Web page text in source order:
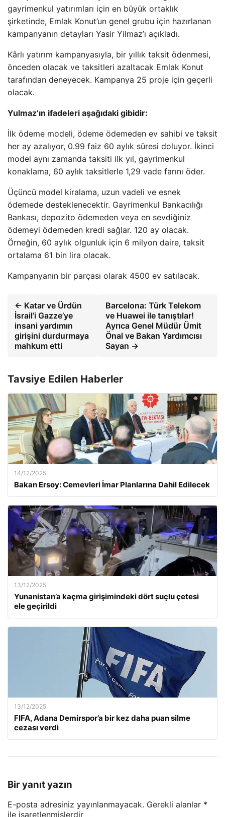
gayrimenkul yatırımları için en büyük ortaklık
şirketinde, Emlak Konut’un genel grubu için hazırlanan
kampanyanın detayları Yasir Yilmaz’ı açıkladı.
Kârlı yatırım kampanyasıyla, bir yıllık taksit ödenmesi,
önceden olacak ve taksitleri azaltacak Emlak Konut
tarafından deneyecek. Kampanya 25 proje için geçerli
olacak.
Yulmaz’ın ifadeleri aşağıdaki gibidir:
İlk ödeme modeli, ödeme ödemeden ev sahibi ve taksit
her ay azalıyor, 0.99 faiz 60 aylık süresi doluyor. İkinci
model aynı zamanda taksiti ilk yıl, gayrimenkul
konaklama, 60 aylık taksitlerle 1,29 vade farını öder.
Üçüncü model kiralama, uzun vadeli ve esnek
ödemede desteklenecektir. Gayrimenkul Bankacılığı
Bankası, depozito ödemeden veya en sevdiğiniz
ödemeyi ödemeden kredi sağlar. 120 ay olacak.
Örneğin, 60 aylık olgunluk için 6 milyon daire, taksit
ortalama 61 bin lira olacak.
Kampanyanın bir parçası olarak 4500 ev satılacak.
← Katar ve Ürdün
İsrail’i Gazze’ye
insani yardımın
girişini durdurmaya
mahkum etti
Barcelona: Türk Telekom
ve Huawei ile tanıştılar!
Ayrıca Genel Müdür Ümit
Önal ve Bakan Yardımcısı
Sayan →
Tavsiye Edilen Haberler
14/12/2025
Bakan Ersoy: Cemevleri İmar Planlarına Dahil Edilecek
13/12/2025
Yunanistan’a kaçma girişimindeki dört suçlu çetesi
ele geçirildi
13/12/2025
FIFA, Adana Demirspor’a bir kez daha puan silme
cezası verdi
Bir yanıt yazın
E-posta adresiniz yayınlanmayacak. Gerekli alanlar *
ile işaretlenmişlerdir